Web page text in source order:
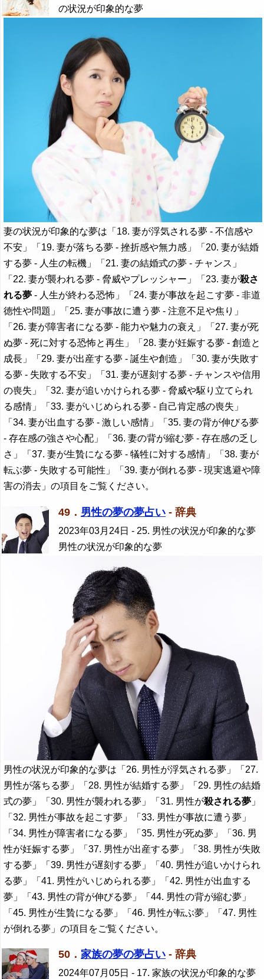
の状況が印象的な夢
妻の状況が印象的な夢は「18. 妻が浮気される夢 - 不信感や
不安」「19. 妻が落ちる夢 - 挫折感や無力感」「20. 妻が結婚
する夢 - 人生の転機」「21. 妻の結婚式の夢 - チャンス」
「22. 妻が襲われる夢 - 脅威やプレッシャー」「23. 妻が殺さ
れる夢 - 人生が終わる恐怖」「24. 妻が事故を起こす夢 - 非道
徳性や問題」「25. 妻が事故に遭う夢 - 注意不足や焦り」
「26. 妻が障害者になる夢 - 能力や魅力の衰え」「27. 妻が死
ぬ夢 - 死に対する恐怖と再生」「28. 妻が妊娠する夢 - 創造と
成長」「29. 妻が出産する夢 - 誕生や創造」「30. 妻が失敗す
る夢 - 失敗する不安」「31. 妻が遅刻する夢 - チャンスや信用
の喪失」「32. 妻が追いかけられる夢 - 脅威や駆り立てられ
る感情」「33. 妻がいじめられる夢 - 自己肯定感の喪失」
「34. 妻が出血する夢 - 激しい感情」「35. 妻の背が伸びる夢
- 存在感の強さや心配」「36. 妻の背が縮む夢 - 存在感の乏し
さ」「37. 妻が生贄になる夢 - 犠牲に対する感情」「38. 妻が
転ぶ夢 - 失敗する可能性」「39. 妻が倒れる夢 - 現実逃避や障
害の消去」の項目をご覧ください。
49． 男性の夢の夢占い - 辞典
2023年03月24日 - 25. 男性の状況が印象的な夢
男性の状況が印象的な夢
男性の状況が印象的な夢は「26. 男性が浮気される夢」「27.
男性が落ちる夢」「28. 男性が結婚する夢」「29. 男性の結婚
式の夢」「30. 男性が襲われる夢」「31. 男性が殺される夢 」
「32. 男性が事故を起こす夢」「33. 男性が事故に遭う夢」
「34. 男性が障害者になる夢」「35. 男性が死ぬ夢」「36. 男
性が妊娠する夢」「37. 男性が出産する夢」「38. 男性が失敗
する夢」「39. 男性が遅刻する夢」「40. 男性が追いかけられ
る夢」「41. 男性がいじめられる夢」「42. 男性が出血する
夢」「43. 男性の背が伸びる夢」「44. 男性の背が縮む夢」
「45. 男性が生贄になる夢」「46. 男性が転ぶ夢」「47. 男性
が倒れる夢」の項目をご覧ください。
50． 家族の夢の夢占い - 辞典
2024年07月05日 - 17. 家族の状況が印象的な夢